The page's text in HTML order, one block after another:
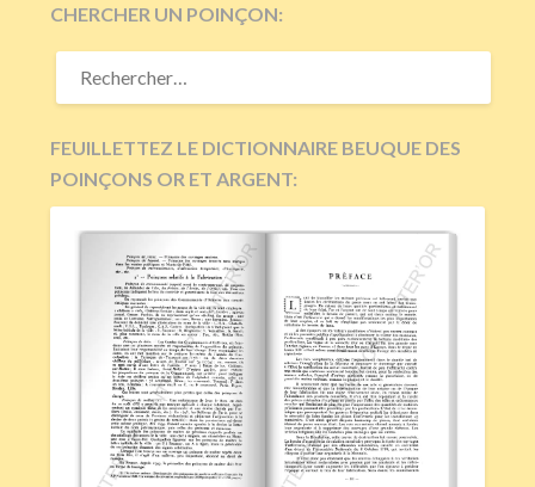
CHERCHER UN POINÇON:
RECHERCHER :
FEUILLETTEZ LE DICTIONNAIRE BEUQUE DES
POINÇONS OR ET ARGENT: